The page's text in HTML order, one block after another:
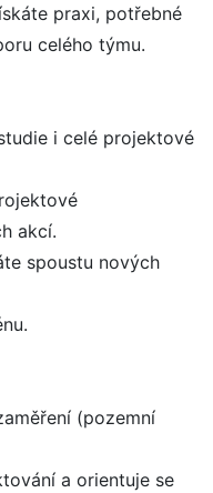
praxi, potřebné
celého týmu.
i celé projektové
akcí.
spoustu nových
(pozemní
a orientuje se